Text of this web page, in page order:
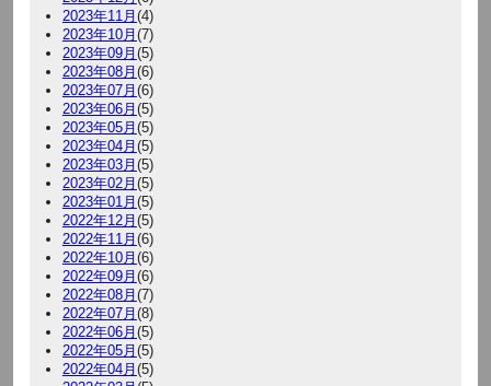
2023年11月 (4)
2023年10月 (7)
2023年09月 (5)
2023年08月 (6)
2023年07月 (6)
2023年06月 (5)
2023年05月 (5)
2023年04月 (5)
2023年03月 (5)
2023年02月 (5)
2023年01月 (5)
2022年12月 (5)
2022年11月 (6)
2022年10月 (6)
2022年09月 (6)
2022年08月 (7)
2022年07月 (8)
2022年06月 (5)
2022年05月 (5)
2022年04月 (5)